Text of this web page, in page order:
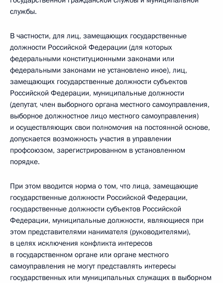
службы.
В частности, для лиц, замещающих государственные
должности Российской Федерации (для которых
федеральными конституционными законами или
федеральными законами не установлено иное), лиц,
замещающих государственные должности субъектов
Российской Федерации, муниципальные должности
(депутат, член выборного органа местного самоуправления,
выборное должностное лицо местного самоуправления)
и осуществляющих свои полномочия на постоянной основе,
допускается возможность участия в управлении
профсоюзом, зарегистрированном в установленном
порядке.
При этом вводится норма о том, что лица, замещающие
государственные должности Российской Федерации,
государственные должности субъектов Российской
Федерации, муниципальные должности, являющиеся при
этом представителями нанимателя (руководителями),
в целях исключения конфликта интересов
в государственном органе или органе местного
самоуправления не могут представлять интересы
государственных или муниципальных служащих в выборном